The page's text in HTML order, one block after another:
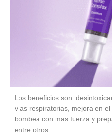
Los beneficios son:
vías respiratorias, mejora en
bombea con más fuerza y
entre otros.